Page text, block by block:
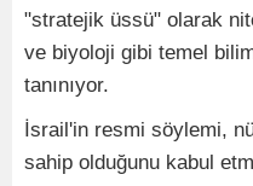
"stratejik üssü" olarak
ve biyoloji gibi temel
tanınıyor.
İsrail'in resmi söylemi,
sahip olduğunu kabul